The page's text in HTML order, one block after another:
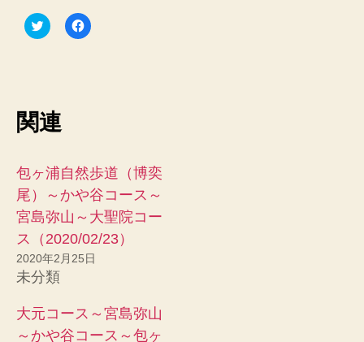
ク
リ
t
t
共
有
し
い
ウ
ィ
ン
ド
ウ
で
き
ま
す
F
a
は
ク
リ
ッ
ク
し
て
く
だ
さ
し
い
ウ
関連
包ヶ浦自然歩道（博奕
尾）～かや谷コース～
宮島弥山～大聖院コー
ス（2020/02/23）
2020年2月25日
未分類
大元コース～宮島弥山
～かや谷コース～包ヶ